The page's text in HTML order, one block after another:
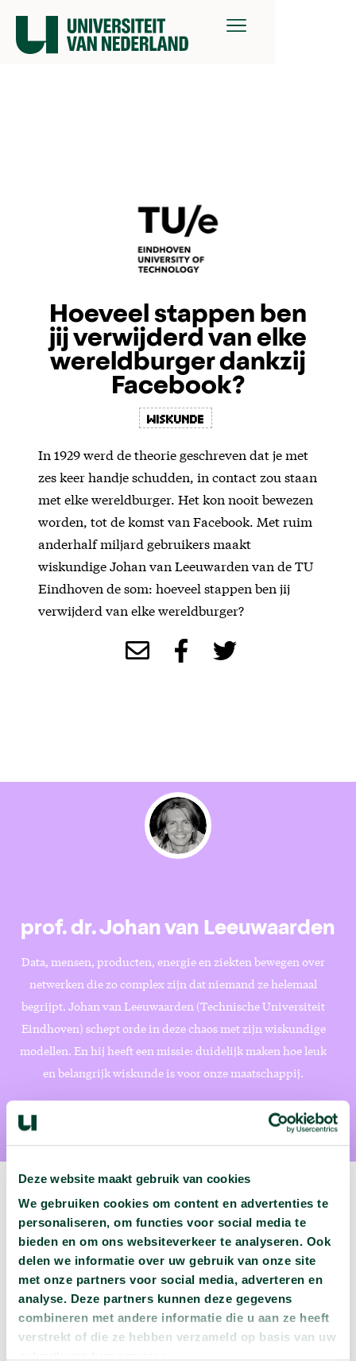
Deze website maakt gebruik van cookies
We gebruiken cookies om content en advertenties te
personaliseren, om functies voor social media te
bieden en om ons websiteverkeer te analyseren. Ook
delen we informatie over uw gebruik van onze site
met onze partners voor social media, adverteren en
analyse. Deze partners kunnen deze gegevens
combineren met andere informatie die u aan ze heeft
verstrekt of die ze hebben verzameld op basis van uw
Hoeveel stappen ben
jij verwijderd van elke
wereldburger dankzij
Facebook?
wiskunde
In 1929 werd de theorie geschreven dat je met
zes keer handje schudden, in contact zou staan
met elke wereldburger. Het kon nooit bewezen
worden, tot de komst van Facebook. Met ruim
anderhalf miljard gebruikers maakt
wiskundige Johan van Leeuwarden van de TU
Eindhoven de som: hoeveel stappen ben jij
verwijderd van elke wereldburger?
prof. dr. Johan van Leeuwaarden
Data, mensen, producten, energie en ziekten bewegen over
netwerken die zo complex zijn dat niemand ze helemaal
begrijpt. Johan van Leeuwaarden (Technische Universiteit
Eindhoven) schept orde in deze chaos met zijn wiskundige
modellen. En hij heeft een missie: duidelijk maken hoe leuk
en belangrijk wiskunde is voor onze maatschappij.
Volgende podcast:
Wat zijn jouw naam en bsn-nummer waard?
Beluister deze podcast